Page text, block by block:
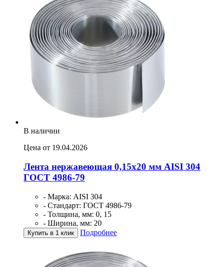
В наличии
Цена от 19.04.2026
Лента нержавеющая 0,15х20 мм AISI 304
ГОСТ 4986-79
- Марка: AISI 304
- Стандарт: ГОСТ 4986-79
- Толщина, мм: 0, 15
- Ширина, мм: 20
Купить в 1 клик Подробнее